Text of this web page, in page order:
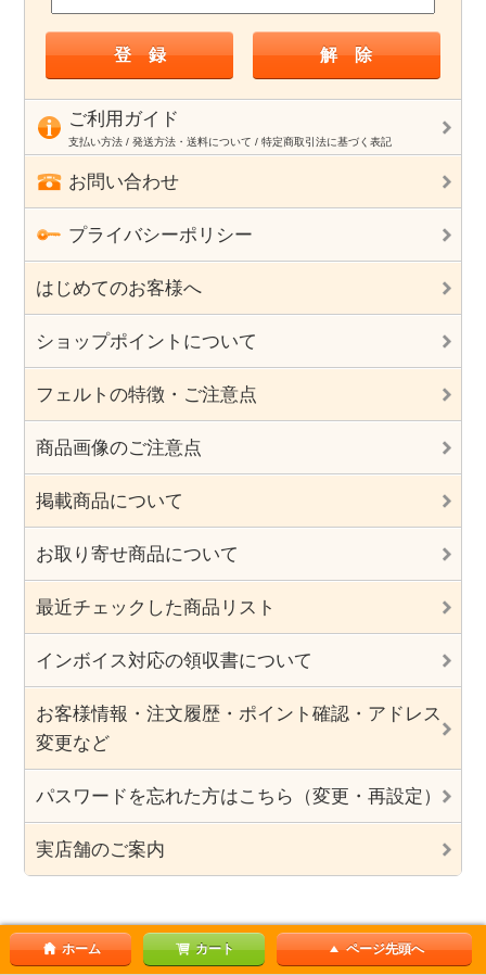
ご利用ガイド
支払い方法 / 発送方法・送料について / 特定商取引法に基づく表記
お問い合わせ
プライバシーポリシー
はじめてのお客様へ
ショップポイントについて
フェルトの特徴・ご注意点
商品画像のご注意点
掲載商品について
お取り寄せ商品について
最近チェックした商品リスト
インボイス対応の領収書について
お客様情報・注文履歴・ポイント確認・アドレス
変更など
パスワードを忘れた方はこちら（変更・再設定）
実店舗のご案内
ホーム カート ページ先頭へ